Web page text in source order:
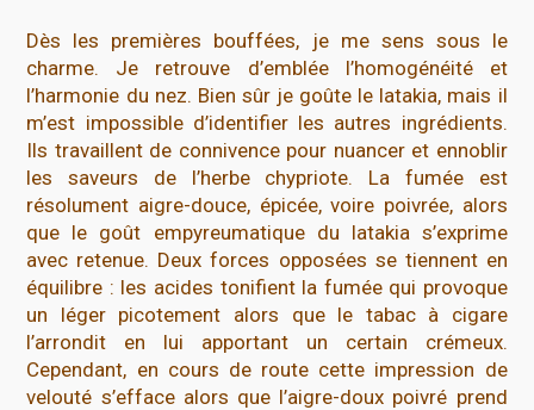
Dès les premières bouffées, je me sens sous le
charme. Je retrouve d’emblée l’homogénéité et
l’harmonie du nez. Bien sûr je goûte le latakia, mais il
m’est impossible d’identifier les autres ingrédients.
Ils travaillent de connivence pour nuancer et ennoblir
les saveurs de l’herbe chypriote. La fumée est
résolument aigre-douce, épicée, voire poivrée, alors
que le goût empyreumatique du latakia s’exprime
avec retenue. Deux forces opposées se tiennent en
équilibre : les acides tonifient la fumée qui provoque
un léger picotement alors que le tabac à cigare
l’arrondit en lui apportant un certain crémeux.
Cependant, en cours de route cette impression de
velouté s’efface alors que l’aigre-doux poivré prend